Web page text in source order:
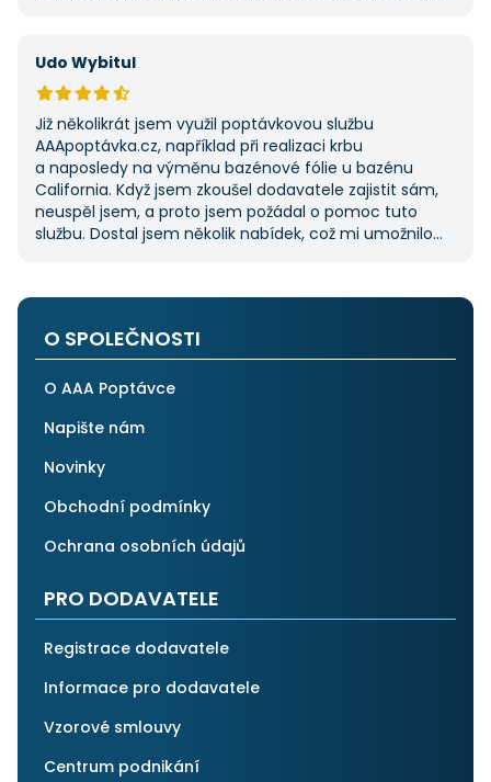
Udo Wybitul
Již několikrát jsem využil poptávkovou službu
AAApoptávka.cz, například při realizaci krbu
a naposledy na výměnu bazénové fólie u bazénu
California. Když jsem zkoušel dodavatele zajistit sám,
neuspěl jsem, a proto jsem požádal o pomoc tuto
službu. Dostal jsem několik nabídek, což mi umožnilo
i ostatním.
O SPOLEČNOSTI
O AAA Poptávce
Napište nám
Novinky
Obchodní podmínky
Ochrana osobních údajů
PRO DODAVATELE
Registrace dodavatele
Informace pro dodavatele
Vzorové smlouvy
Centrum podnikání